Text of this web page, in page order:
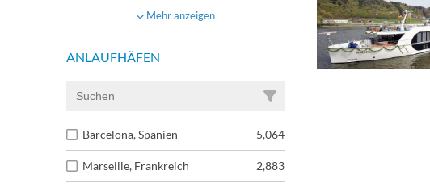
Mehr anzeigen
ANLAUFHÄFEN
Barcelona, Spanien 5,064
Marseille, Frankreich 2,883